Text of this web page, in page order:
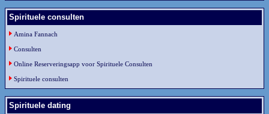
Spirituele consulten
Amina Fannach
Consulten
Online Reserveringsapp voor Spirituele Consulten
Spirituele consulten
Spirituele dating